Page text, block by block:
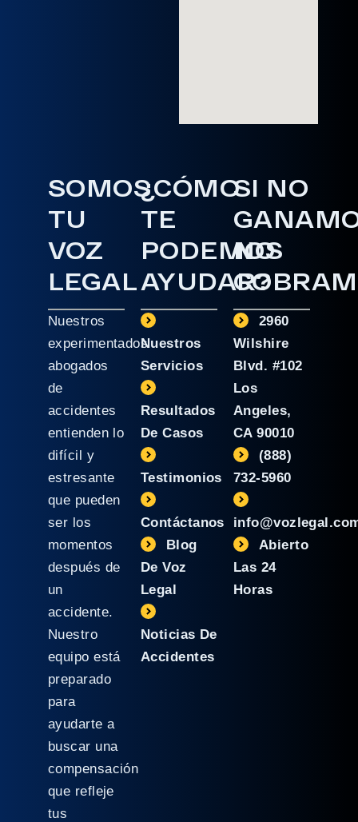
SOMOS
TU
VOZ
LEGAL
Nuestros
experimentados
abogados
de
accidentes
entienden lo
difícil y
estresante
que pueden
ser los
momentos
después de
un
accidente.
Nuestro
equipo está
preparado
para
ayudarte a
buscar una
compensación
que refleje
tus
¿CÓMO
TE
PODEMOS
AYUDAR?
Nuestros
Servicios
Resultados
De Casos
Testimonios
Contáctanos
Blog
De Voz
Legal
Noticias De
Accidentes
SI NO
NO
2960
Wilshire
Blvd. #102
Los
Angeles,
CA 90010
(888)
732-5960
Abierto
Las 24
Horas